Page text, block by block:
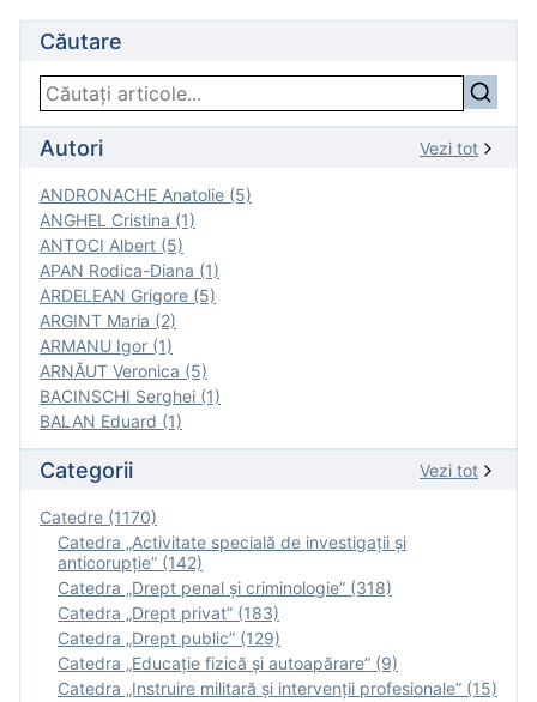
Căutare
Autori Vezi tot
ANDRONACHE Anatolie (5)
ANGHEL Cristina (1)
ANTOCI Albert (5)
APAN Rodica-Diana (1)
ARDELEAN Grigore (5)
ARGINT Maria (2)
ARMANU Igor (1)
ARNĂUT Veronica (5)
BACINSCHI Serghei (1)
BALAN Eduard (1)
Categorii Vezi tot
Catedre (1170)
Catedra „Activitate specială de investigaţii şi
anticorupție” (142)
Catedra „Drept penal și criminologie” (318)
Catedra „Drept privat” (183)
Catedra „Drept public” (129)
Catedra „Educație fizică şi autoapărare” (9)
Catedra „Instruire militară şi intervenţii profesionale” (15)